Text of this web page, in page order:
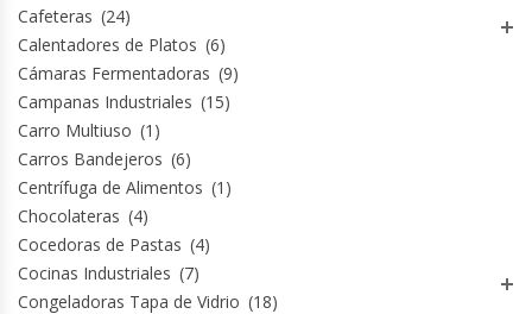
Cafeteras (24)
Calentadores de Platos (6)
Cámaras Fermentadoras (9)
Campanas Industriales (15)
Carro Multiuso (1)
Carros Bandejeros (6)
Centrífuga de Alimentos (1)
Chocolateras (4)
Cocedoras de Pastas (4)
Cocinas Industriales (7)
Congeladoras Tapa de Vidrio (18)